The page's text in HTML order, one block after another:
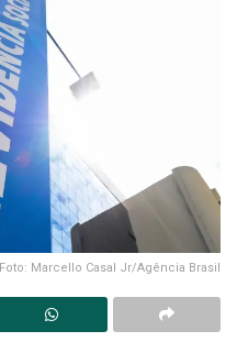
Foto: Marcello Casal Jr/Agência Brasil